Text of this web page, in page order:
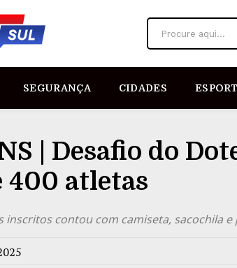
Procure aqui...
SEGURANÇA CIDADES
| Desafio do
400 atletas
inscritos contou com camiseta, sacochila